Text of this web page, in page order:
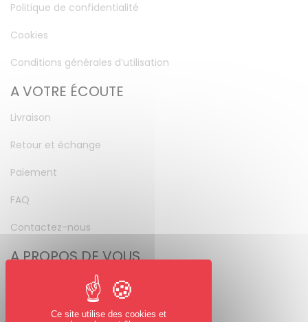
Politique de confidentialité
Cookies
Conditions générales d’utilisation
A VOTRE ÉCOUTE
Livraison
Retour et échange
Paiement
FAQ
Contactez-nous
A PROPOS DE VOUS
Mot de passe perdu
Ce site utilise des cookies et